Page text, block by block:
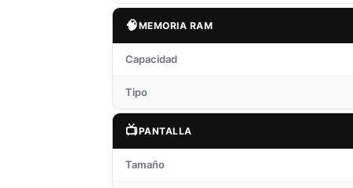
🧠MEMORIA RAM
Capacidad
Tipo
📺PANTALLA
Tamaño